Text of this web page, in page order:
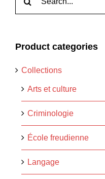
Product categories
Collections
Arts et culture
Criminologie
École freudienne
Langage